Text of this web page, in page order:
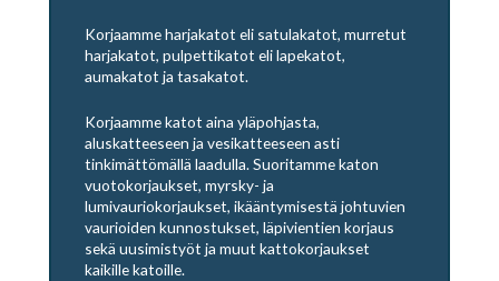
Korjaamme harjakatot eli satulakatot, murretut
harjakatot, pulpettikatot eli lapekatot,
aumakatot ja tasakatot.
Korjaamme katot aina yläpohjasta,
aluskatteeseen ja vesikatteeseen asti
tinkimättömällä laadulla. Suoritamme katon
vuotokorjaukset, myrsky- ja
lumivauriokorjaukset, ikääntymisestä johtuvien
vaurioiden kunnostukset, läpivientien korjaus
sekä uusimistyöt ja muut kattokorjaukset
kaikille katoille.